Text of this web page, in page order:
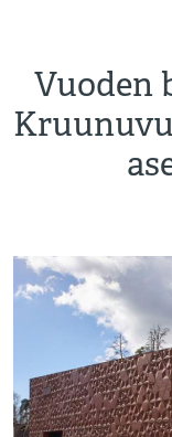
Vuoden